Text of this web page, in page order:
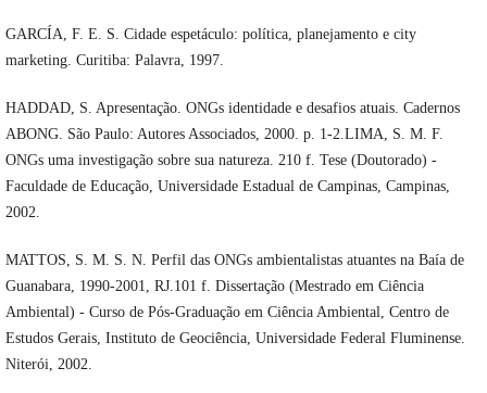
GARCÍA, F. E. S. Cidade espetáculo: política, planejamento e city
marketing. Curitiba: Palavra, 1997.
HADDAD, S. Apresentação. ONGs identidade e desafios atuais. Cadernos
ABONG. São Paulo: Autores Associados, 2000. p. 1-2.LIMA, S. M. F.
ONGs uma investigação sobre sua natureza. 210 f. Tese (Doutorado) -
Faculdade de Educação, Universidade Estadual de Campinas, Campinas,
2002.
MATTOS, S. M. S. N. Perfil das ONGs ambientalistas atuantes na Baía de
Guanabara, 1990-2001, RJ.101 f. Dissertação (Mestrado em Ciência
Ambiental) - Curso de Pós-Graduação em Ciência Ambiental, Centro de
Estudos Gerais, Instituto de Geociência, Universidade Federal Fluminense.
Niterói, 2002.